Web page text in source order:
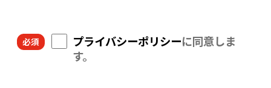
プライバシーポリシーに同意しま
す。